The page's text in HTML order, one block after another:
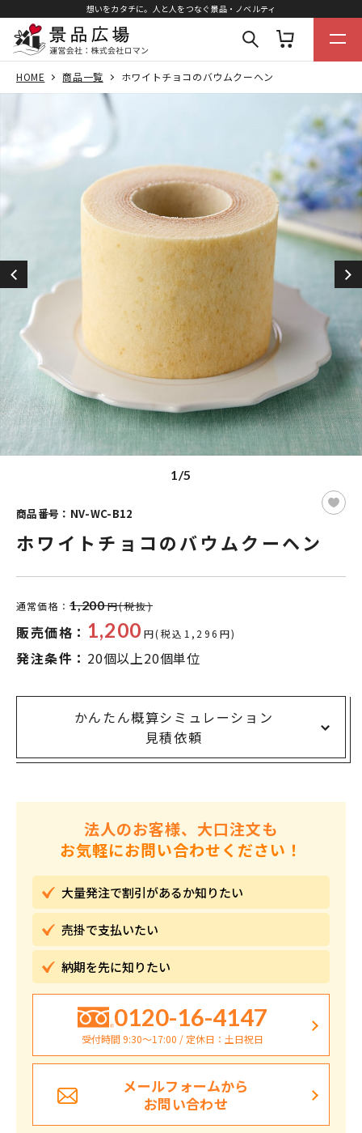
想いをカタチに。人と人をつなぐ景品・ノベルティ
HOME 商品一覧 ホワイトチョコのバウムクーヘン
1/5
商品番号：NV-WC-B12
ホワイトチョコのバウムクーヘン
通常価格： 1,200円(税抜)
販売価格： 1,200 円(税込1,296円)
発注条件： 20個以上20個単位
かんたん概算シミュレーション
見積依頼
法人のお客様、大口注文も
お気軽にお問い合わせください！
大量発注で割引があるか知りたい
売掛で支払いたい
納期を先に知りたい
0120-16-4147
受付時間 9:30〜17:00 / 定休日：土日祝日
メールフォームから
お問い合わせ